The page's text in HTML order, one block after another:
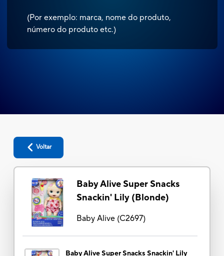
(Por exemplo: marca, nome do produto,
número do produto etc.)
Voltar
Baby Alive Super Snacks
Snackin' Lily (Blonde)
Baby Alive(C2697)
Baby Alive Super Snacks Snackin' Lily